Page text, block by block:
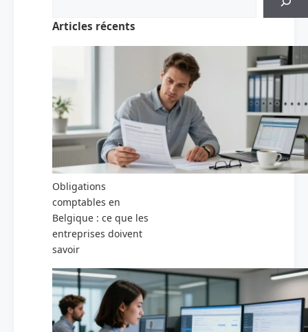
Articles récents
Obligations
comptables en
Belgique : ce que les
entreprises doivent
savoir